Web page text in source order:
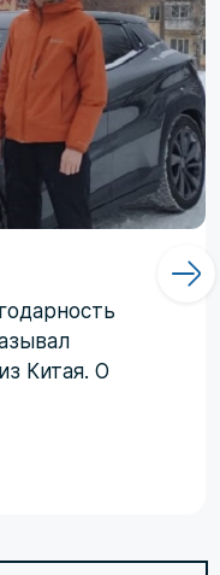
Китая. О
коллег по
В начале